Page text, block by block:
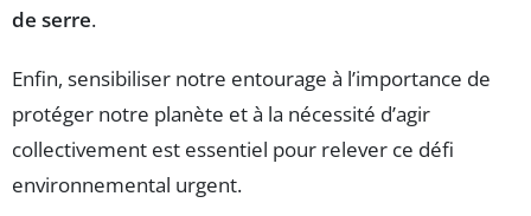
de serre.
Enfin, sensibiliser notre entourage à l’importance de
protéger notre planète et à la nécessité d’agir
collectivement est essentiel pour relever ce défi
environnemental urgent.